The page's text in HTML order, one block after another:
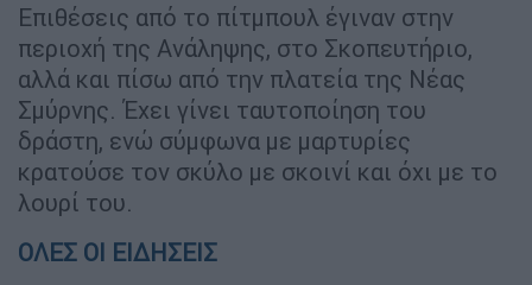
Επιθέσεις από το πίτμπουλ έγιναν στην
περιοχή της Ανάληψης, στο Σκοπευτήριο,
αλλά και πίσω από την πλατεία της Νέας
Σμύρνης. Έχει γίνει ταυτοποίηση του
δράστη, ενώ σύμφωνα με μαρτυρίες
κρατούσε τον σκύλο με σκοινί και όχι με το
λουρί του.
ΟΛΕΣ ΟΙ ΕΙΔΗΣΕΙΣ